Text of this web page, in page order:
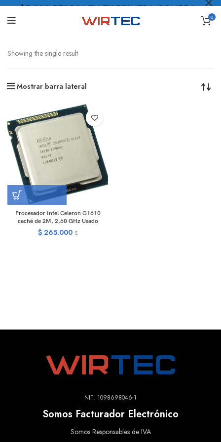
0
Showing the single result
Mostrar barra lateral
Procesador Intel Celeron G1610
caché de 2M, 2,60 GHz Usado
$265.000 $
NIT. 1098698046-1
Somos Facturador Electrónico
Somos Responsables de IVA
$5.000 PESOS* EN TU PRIMERA COMPRA